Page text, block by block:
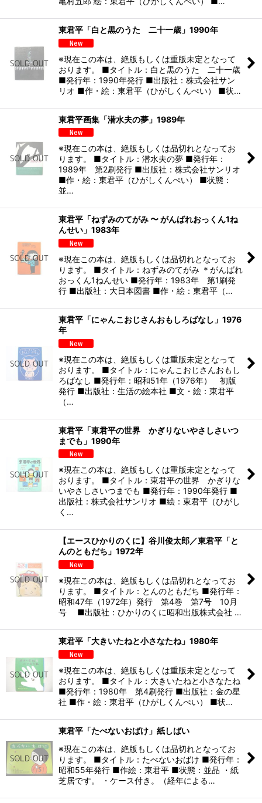
東君平「白と黒のうた 二十一歳」1990年
※現在この本は、絶版もしくは重版未定となって
おります。 ■タイトル：白と黒のうた 二十一歳
■発行年：1990年発行 ■出版社：株式会社サン
リオ ■作・絵：東君平（ひがしくんぺい） ■状…
東君平画集「潜水夫の夢」1989年
※現在この本は、絶版もしくは品切れとなってお
ります。 ■タイトル：潜水夫の夢 ■発行年：
1989年 第2刷発行 ■出版社：株式会社サンリオ
■作・絵：東君平（ひがしくんぺい） ■状態：
並…
東君平「ねずみのてがみ 〜 がんばれおっくん1ね
んせい」1983年
※現在この本は、絶版もしくは品切れとなってお
ります。 ■タイトル：ねずみのてがみ ＊がんばれ
おっくん1ねんせい ■発行年：1983年 第1刷発
行 ■出版社：大日本図書 ■作・絵：東君平（…
東君平「にゃんこおじさんおもしろばなし」1976
年
※現在この本は、絶版もしくは重版未定となって
おります。 ■タイトル：にゃんこおじさんおもし
ろばなし ■発行年：昭和51年（1976年） 初版
発行 ■出版社：生活の絵本社 ■文・絵：東君平
（…
東君平「東君平の世界 かぎりないやさしさいつ
までも」1990年
※現在この本は、絶版もしくは重版未定となって
おります。 ■タイトル：東君平の世界 かぎりな
いやさしさいつまでも ■発行年：1990年発行 ■
出版社：株式会社サンリオ ■絵：東君平（ひがし
く…
【エースひかりのくに】谷川俊太郎／東君平「と
んのともだち」1972年
※現在この本は、絶版もしくは品切れとなってお
ります。 ■タイトル：とんのともだち ■発行年：
昭和47年（1972年）発行 第4巻 第7号 10月
号 ■出版社：ひかりのくに昭和出版株式会社 …
東君平「大きいたねと小さなたね」1980年
※現在この本は、絶版もしくは重版未定となって
おります。 ■タイトル：大きいたねと小さなたね
■発行年：1980年 第4刷発行 ■出版社：金の星
社 ■作・絵：東君平（ひがしくんぺい） ■状…
東君平「たべないおばけ」紙しばい
※現在この本は、絶版もしくは品切れとなってお
ります。 ■タイトル：たべないおばけ ■発行年：
昭和55年発行 ■作絵：東君平 ■状態：並品 ・紙
芝居です。 ・ケース付き。（経年による…